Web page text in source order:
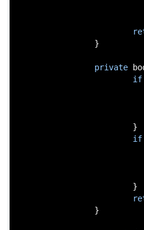
}
private
if
}
if
}
}